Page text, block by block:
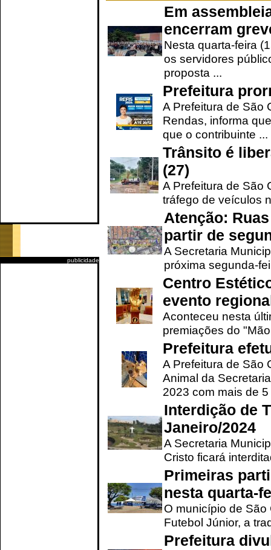
publicidade
Em
encerram
Nesta quarta-feira
os servidores
proposta ...
Prefeitura
A Prefeitura de São
Rendas, informa
que o contribuinte ...
Trânsito é
(27)
A Prefeitura de São
tráfego de veículos
Atenção:
partir de
A Secretaria
próxima segunda-
Centro
evento
Aconteceu nesta
premiações do
Prefeitura
A Prefeitura de São
Animal da
2023 com mais de 5
Interdição de
Janeiro/2024
A Secretaria
Cristo ficará
Primeiras
nesta quarta-
O município de
Futebol Júnior, a
Prefeitura